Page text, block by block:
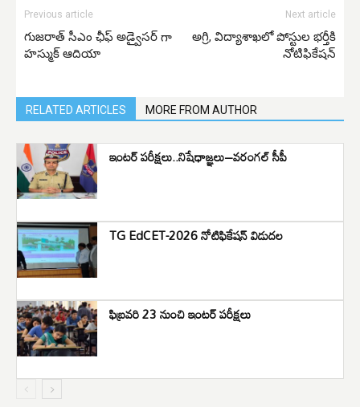
Previous article
గుజరాత్ సీఎం ఛీఫ్ అడ్వైసర్ గా
హస్ముక్ ఆదియా
Next article
అగ్రి, విద్యాశాఖలో పోస్టుల భర్తీకి
నోటిఫికేషన్
RELATED ARTICLES MORE FROM AUTHOR
ఇంటర్ పరీక్షలు..నిషేధాజ్ఞలు–వరంగల్ సీపీ
TG EdCET-2026 నోటిఫికేషన్ విడుదల
ఫిబ్రవరి 23 నుంచి ఇంటర్ పరీక్షలు